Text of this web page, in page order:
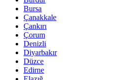
Bursa
Çanakkale
Çankırı
Çorum
Denizli
Diyarbakır
Düzce
Edirne